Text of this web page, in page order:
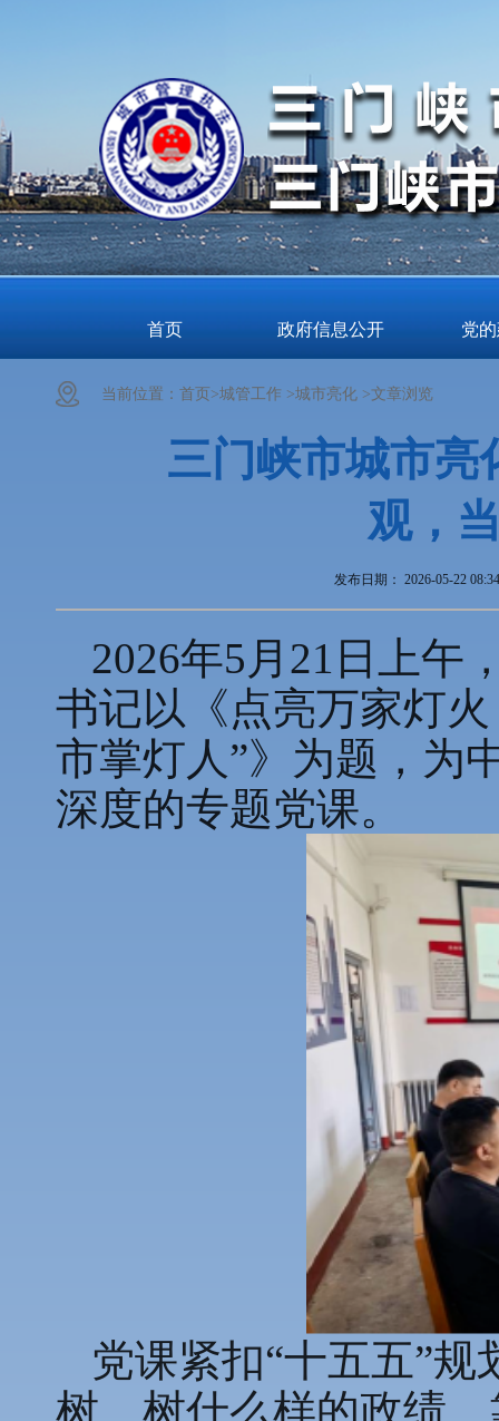
首页 政府信息公开 党
当前位置： 首页>城管工作 >城市亮化 >文章浏览
三门峡市城市亮
观，
发布日期： 2026-05-22 08:34
2026年5月21日上午
书记以《点亮万家灯
市掌灯人”》为题，为
深度的专题党课。
党课紧扣“十五五”
树、树什么样的政绩